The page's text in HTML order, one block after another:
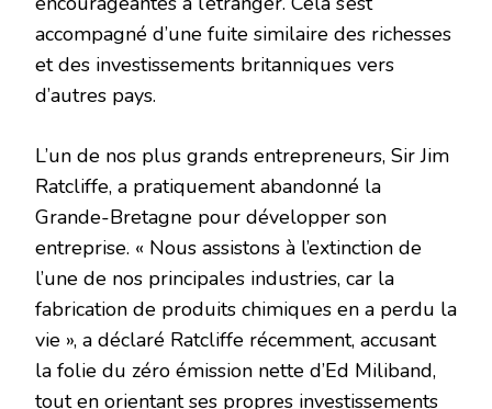
accompagné d’une fuite similaire des richesses
et des investissements britanniques vers
d’autres pays.
L’un de nos plus grands entrepreneurs, Sir Jim
Ratcliffe, a pratiquement abandonné la
Grande-Bretagne pour développer son
entreprise. « Nous assistons à l’extinction de
l’une de nos principales industries, car la
fabrication de produits chimiques en a perdu la
vie », a déclaré Ratcliffe récemment, accusant
la folie du zéro émission nette d’Ed Miliband,
tout en orientant ses propres investissements